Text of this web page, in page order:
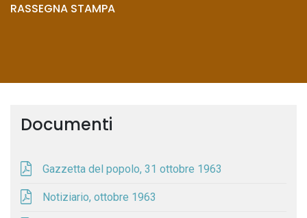
RASSEGNA STAMPA
Documenti
Gazzetta del popolo, 31 ottobre 1963
Notiziario, ottobre 1963